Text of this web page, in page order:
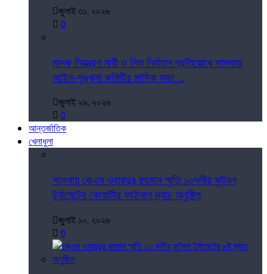
জুলাই ৩১, ২০২৬
0
মাদক নিয়ন্ত্রণ নারী ও শিশু নির্যাতন প্রতিরোধে সালথায়
আইন-শৃঙ্খলা কমিটির মাসিক সভা ...
জুলাই ২৯, ২০২৬
0
আন্তর্জাতিক
খেলাধুলা
সালথায় কেএম ওবায়দুর রহমান স্মৃতি ১০দলীয় ফুটবল
টুর্নামেন্টের কোয়ার্টার ফাইনাল ম্যাচ অনুষ্ঠিত
জুলাই ১০, ২০২৬
0